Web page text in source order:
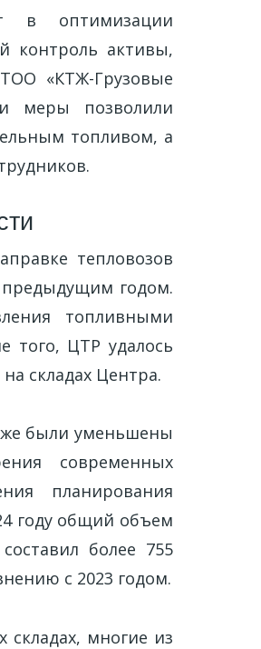
в оптимизации
контроль активы,
«КТЖ-Грузовые
меры позволили
топливом, а
тепловозов
годом.
топливными
того, ЦТР удалось
складах Центра.
были уменьшены
современных
планирования
году общий объем
более 755
с 2023 годом.
многие из